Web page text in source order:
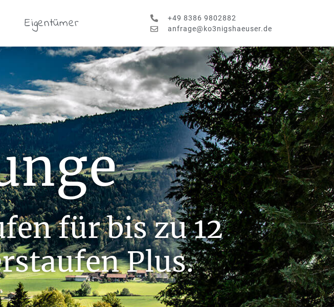
Eigentümer
+49 8386 9802882
anfrage@ko3nigshaeuser.de
für bis zu 12
Plus.